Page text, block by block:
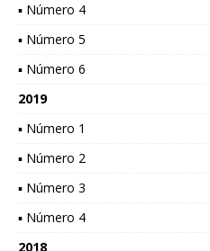
▪ Número 4
▪ Número 5
▪ Número 6
2019
▪ Número 1
▪ Número 2
▪ Número 3
▪ Número 4
2018